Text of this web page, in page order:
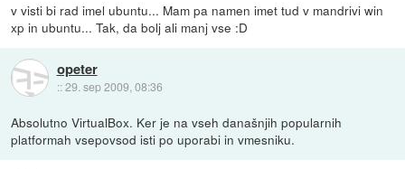
v visti bi rad imel ubuntu... Mam pa namen imet tud v mandrivi win
xp in ubuntu... Tak, da bolj ali manj vse :D
opeter
::29. sep 2009, 08:36
Absolutno VirtualBox. Ker je na vseh današnjih popularnih
platformah vsepovsod isti po uporabi in vmesniku.